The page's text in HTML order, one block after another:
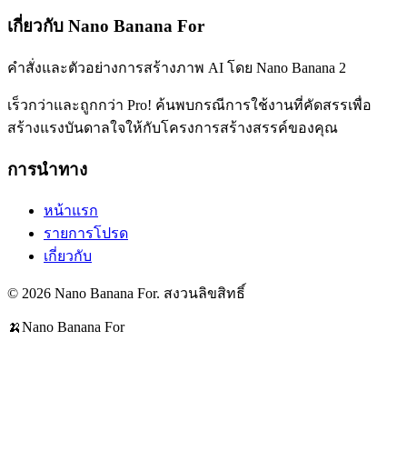
เกี่ยวกับ Nano Banana For
คำสั่งและตัวอย่างการสร้างภาพ AI โดย Nano Banana 2
เร็วกว่าและถูกกว่า Pro! ค้นพบกรณีการใช้งานที่คัดสรรเพื่อ
สร้างแรงบันดาลใจให้กับโครงการสร้างสรรค์ของคุณ
การนำทาง
หน้าแรก
รายการโปรด
เกี่ยวกับ
© 2026 Nano Banana For. สงวนลิขสิทธิ์
🍌Nano Banana For